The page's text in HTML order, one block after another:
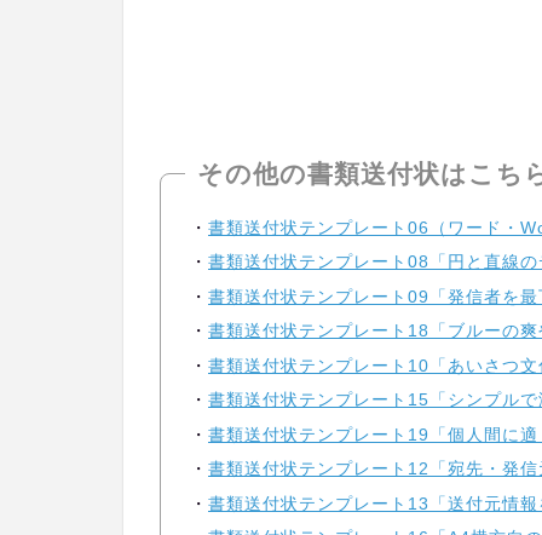
その他の書類送付状はこち
書類送付状テンプレート06（ワード・
書類送付状テンプレート08「円と直線
書類送付状テンプレート09「発信者を
書類送付状テンプレート18「ブルーの
書類送付状テンプレート10「あいさつ
書類送付状テンプレート15「シンプル
書類送付状テンプレート19「個人間に
書類送付状テンプレート12「宛先・発
書類送付状テンプレート13「送付元情